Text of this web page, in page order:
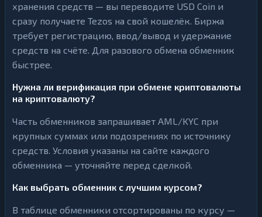
хранения средств — вы переводите USD Coin и
сразу получаете Tezos на свой кошелёк. Биржа
требует регистрацию, ввод/вывод и удержание
средств на счёте. Для разового обмена обменник
быстрее.
Нужна ли верификация при обмене криптовалюты
на криптовалюту?
Часть обменников запрашивает AML/KYC при
крупных суммах или подозрениях по источнику
средств. Условия указаны на сайте каждого
обменника — уточняйте перед сделкой.
Как выбрать обменник с лучшим курсом?
В таблице обменники отсортированы по курсу —